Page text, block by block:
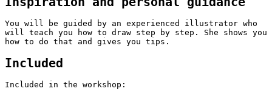
workshop kan kiezen (of meerdere zolang dat past
binnen de waarde).
kopje ‘Inschrijving als cadeau’.
You will be guided by an experienced illustrator who
will teach you how to draw step by step. She shows you
how to do that and gives you tips.
Included
Included in the workshop: